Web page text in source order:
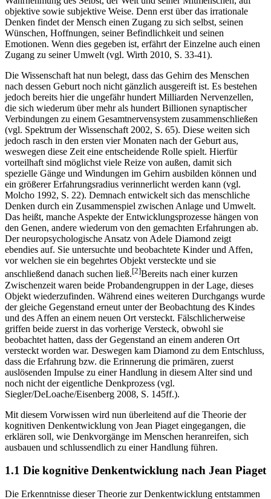
Wahrnehmung des Selbst, der Welt und seiner Mitmenschen, auf
objektive sowie subjektive Weise. Denn erst über das irrationale
Denken findet der Mensch einen Zugang zu sich selbst, seinen
Wünschen, Hoffnungen, seiner Befindlichkeit und seinen
Emotionen. Wenn dies gegeben ist, erfährt der Einzelne auch einen
Die Wissenschaft hat nun belegt, dass das Gehirn des Menschen
nach dessen Geburt noch nicht gänzlich ausgereift ist. Es bestehen
jedoch bereits hier die ungefähr hundert Milliarden Nervenzellen,
die sich wiederum über mehr als hundert Billionen synaptischer
Verbindungen zu einem Gesamtnervensystem zusammenschließen
(vgl. Spektrum der Wissenschaft 2002, S. 65). Diese weiten sich
jedoch rasch in den ersten vier Monaten nach der Geburt aus,
weswegen diese Zeit eine entscheidende Rolle spielt. Hierfür
vorteilhaft sind möglichst viele Reize von außen, damit sich
spezielle Gänge und Windungen im Gehirn ausbilden können und
ein größerer Erfahrungsradius verinnerlicht werden kann (vgl.
Molcho 1992, S. 22). Demnach entwickelt sich das menschliche
Denken durch ein Zusammenspiel zwischen Anlage und Umwelt.
Das heißt, manche Aspekte der Entwicklungsprozesse hängen von
den Genen, andere wiederum von den gemachten Erfahrungen ab.
Der neuropsychologische Ansatz von Adele Diamond zeigt
ebendies auf. Sie untersuchte und beobachtete Kinder und Affen,
vor welchen sie ein begehrtes Objekt versteckte und sie
anschließend danach suchen ließ.[2]Bereits nach einer kurzen
Zwischenzeit waren beide Probandengruppen in der Lage, dieses
Objekt wiederzufinden. Während eines weiteren Durchgangs wurde
der gleiche Gegenstand erneut unter der Beobachtung des Kindes
und des Affen an einem neuen Ort versteckt. Fälschlicherweise
griffen beide zuerst in das vorherige Versteck, obwohl sie
beobachtet hatten, dass der Gegenstand an einem anderen Ort
versteckt worden war. Deswegen kam Diamond zu dem Entschluss,
dass die Erfahrung bzw. die Erinnerung die primären, zuerst
auslösenden Impulse zu einer Handlung in diesem Alter sind und
noch nicht der eigentliche Denkprozess (vgl.
Mit diesem Vorwissen wird nun überleitend auf die Theorie der
kognitiven Denkentwicklung von Jean Piaget eingegangen, die
erklären soll, wie Denkvorgänge im Menschen heranreifen, sich